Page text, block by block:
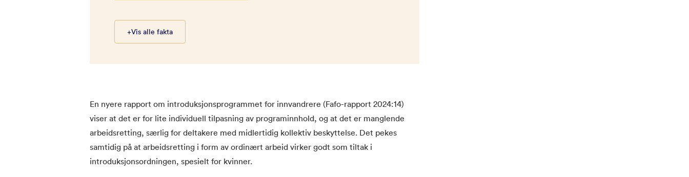
+Vis alle fakta
En nyere rapport om introduksjonsprogrammet for innvandrere (Fafo-rapport 2024:14)
viser at det er for lite individuell tilpasning av programinnhold, og at det er manglende
arbeidsretting, særlig for deltakere med midlertidig kollektiv beskyttelse. Det pekes
samtidig på at arbeidsretting i form av ordinært arbeid virker godt som tiltak i
introduksjonsordningen, spesielt for kvinner.